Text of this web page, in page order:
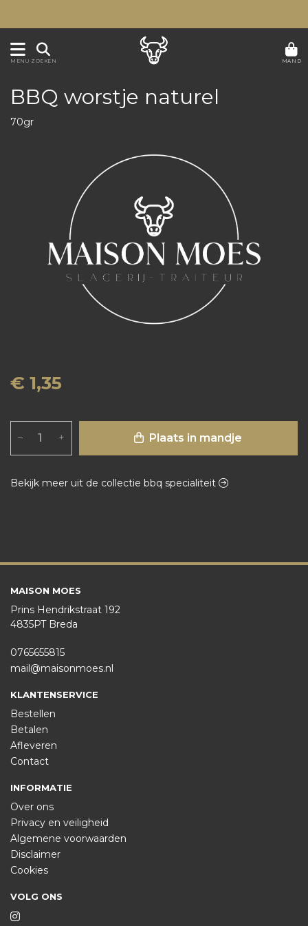
MENU ZOEKEN MAND
BBQ worstje naturel
70gr
€ 1,35
– + Plaats in mandje
Bekijk meer uit de collectie bbq specialiteit
MAISON MOES
Prins Hendrikstraat 192
4835PT Breda
0765655815
mail@maisonmoes.nl
KLANTENSERVICE
Bestellen
Betalen
Afleveren
Contact
INFORMATIE
Over ons
Privacy en veiligheid
Algemene voorwaarden
Disclaimer
Cookies
VOLG ONS